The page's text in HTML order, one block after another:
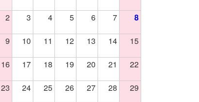
2 3 4 5 6 7 8
9 10 11 12 13 14 15
16 17 18 19 20 21 22
23 24 25 26 27 28 29